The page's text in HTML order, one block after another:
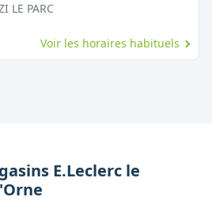
LE PARC
Voir les horaires habituels
E.Leclerc le
Orne